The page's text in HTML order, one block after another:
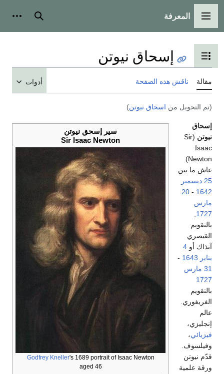
القائمة الرئيسية
المعرفة بحث
تبديل عرض جدول المحتويات
إسحاق نيوتن
مقالة ناقش هذه الصفحة أدوات
(تم التحويل من اسحاق نيوتن)
سير إسحق نيوتن
Sir Isaac Newton
Godfrey Kneller's 1689 portrait of Isaac Newton
aged 46
إسحاق
نيوتن
(Sir
Isaac
Newton)
عاش ما بين
25 ديسمبر
1642
-
20
مارس
1727
بالتقويم
القيصري
آنذاك أو 4
يناير 1643
-
31 مارس
1727
بالتقويم
الغريغوري.
عالم
إنجليزي،
فيزيائي،
وفيلسوف.
قدّم نيوتن
ورقة علمية